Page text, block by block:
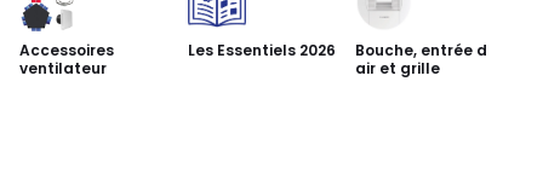
Accessoires
ventilateur
Les Essentiels 2026
Bouche, entrée d
air et grille